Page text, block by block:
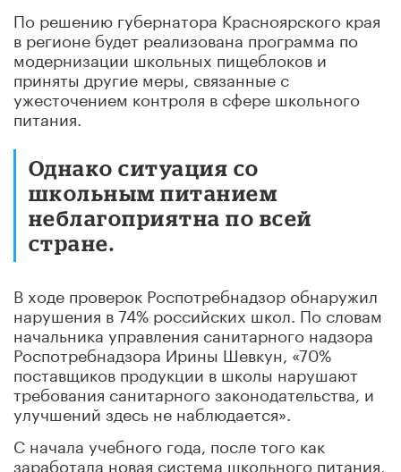
По решению губернатора Красноярского края
в регионе будет реализована программа по
модернизации школьных пищеблоков и
приняты другие меры, связанные с
ужесточением контроля в сфере школьного
питания.
Однако ситуация со
школьным питанием
неблагоприятна по всей
стране.
В ходе проверок Роспотребнадзор обнаружил
нарушения в 74% российских школ. По словам
начальника управления санитарного надзора
Роспотребнадзора Ирины Шевкун, «70%
поставщиков продукции в школы нарушают
требования санитарного законодательства, и
улучшений здесь не наблюдается».
С начала учебного года, после того как
заработала новая система школьного питания,